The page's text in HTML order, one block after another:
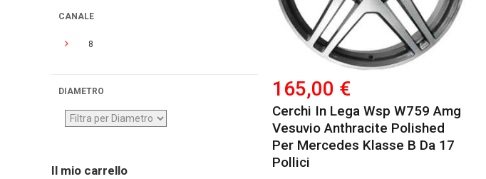
CANALE
8
DIAMETRO 165,00 €
Cerchi In Lega Wsp W759 Amg
Vesuvio Anthracite Polished
Per Mercedes Klasse B Da 17
Pollici
Il mio carrello